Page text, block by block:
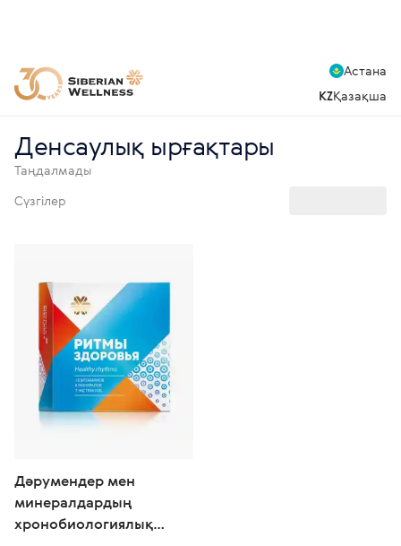
Астана
KZҚазақша
Денсаулық ырғақтары
Таңдалмады
Сүзгілер
Дәрумендер мен
минералдардың
хронобиологиялық